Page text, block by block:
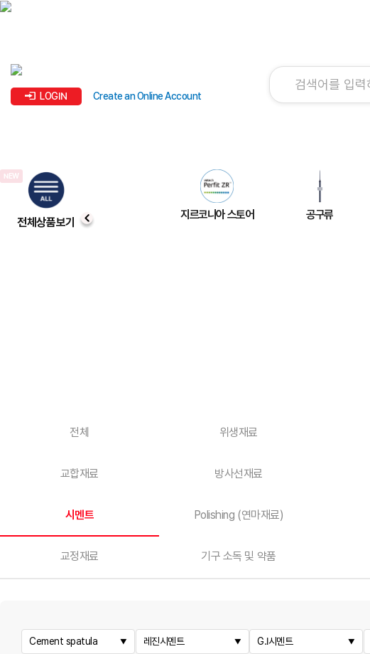
LOGIN Create an Online Account
전체상품보기
지르코니아 스토어 공구류
전체 위생재료
교합재료 방사선재료
시멘트 Polishing (연마재료)
교정재료 기구 소독 및 약품
Cement spatula 레진시멘트 G.I시멘트